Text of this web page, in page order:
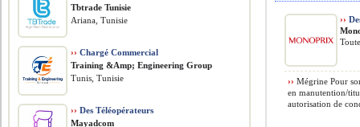
››
›› Mégrine Pour
en manutention/
autorisation de
Tbtrade Tunisie
Ariana, Tunisie
›› Chargé Commercial
Training &Amp; Engineering Group
Tunis, Tunisie
›› Des Téléopérateurs
Mayadcom